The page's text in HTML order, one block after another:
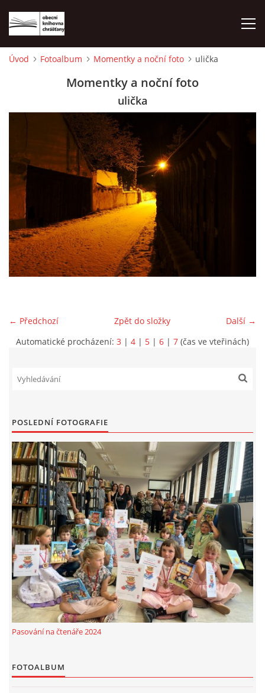
VÝPŮJČNÍ DOBA
KONTAKTY
ON-LINE KATALOG
WEBOVÁ KAMERA
STREET ART
PROJEKT FLYNN "KNIHOVNA" CARSEN
E-KNIHY DO KAŽDÉ KNIHOVNY
GRANTY A DOTACE
MOBILNÍ APLIKACE
FREE WIFI
VÝZNAČNÍ RODÁCI
Úvod Fotoalbum Momentky a noční foto ulička
Momentky a noční foto
ulička
← Předchozí Další →
Zpět do složky
Automatické procházení: 3 | 4 | 5 | 6 | 7 (čas ve vteřinách)
POSLEDNÍ FOTOGRAFIE
Pasování na čtenáře 2024
FOTOALBUM